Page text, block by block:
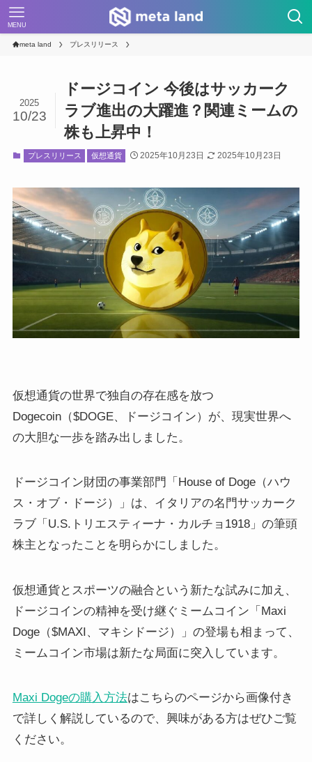
MENU
meta land プレスリリース
ドージコイン 今後はサッカーク
ラブ進出の大躍進？関連ミームの
株も上昇中！
2025
10/23
プレスリリース 仮想通貨 2025年10月23日 2025年10月23日
仮想通貨の世界で独自の存在感を放つ
Dogecoin（$DOGE、ドージコイン）が、現実世界へ
の大胆な一歩を踏み出しました。
ドージコイン財団の事業部門「House of Doge（ハウ
ス・オブ・ドージ）」は、イタリアの名門サッカーク
ラブ「U.S.トリエスティーナ・カルチョ1918」の筆頭
株主となったことを明らかにしました。
仮想通貨とスポーツの融合という新たな試みに加え、
ドージコインの精神を受け継ぐミームコイン「Maxi
Doge（$MAXI、マキシドージ）」の登場も相まって、
ミームコイン市場は新たな局面に突入しています。
Maxi Dogeの購入方法はこちらのページから画像付き
で詳しく解説しているので、興味がある方はぜひご覧
ください。